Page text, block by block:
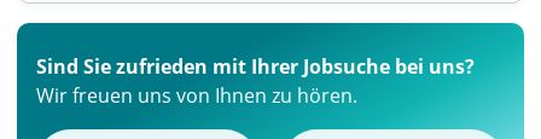
Sind Sie zufrieden mit Ihrer Jobsuche bei uns?
Wir freuen uns von Ihnen zu hören.